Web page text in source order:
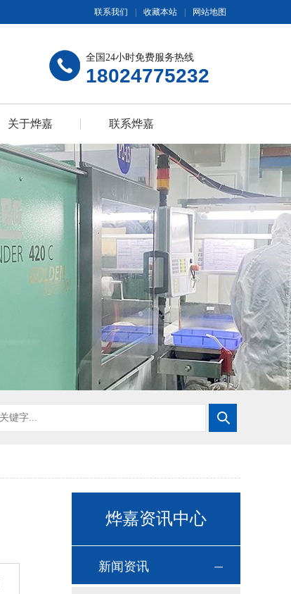
联系我们 收藏本站 网站地图
全国24小时免费服务热线
18024775232
关于烨嘉 联系烨嘉
烨嘉资讯中心
新闻资讯